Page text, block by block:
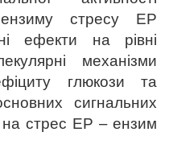
ензиму стресу ЕР
ефекти на рівні
механізми
глюкози та
сигнальних
на стрес ЕР – ензим